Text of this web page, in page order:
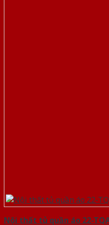
Nội thất tủ quần áo 22-